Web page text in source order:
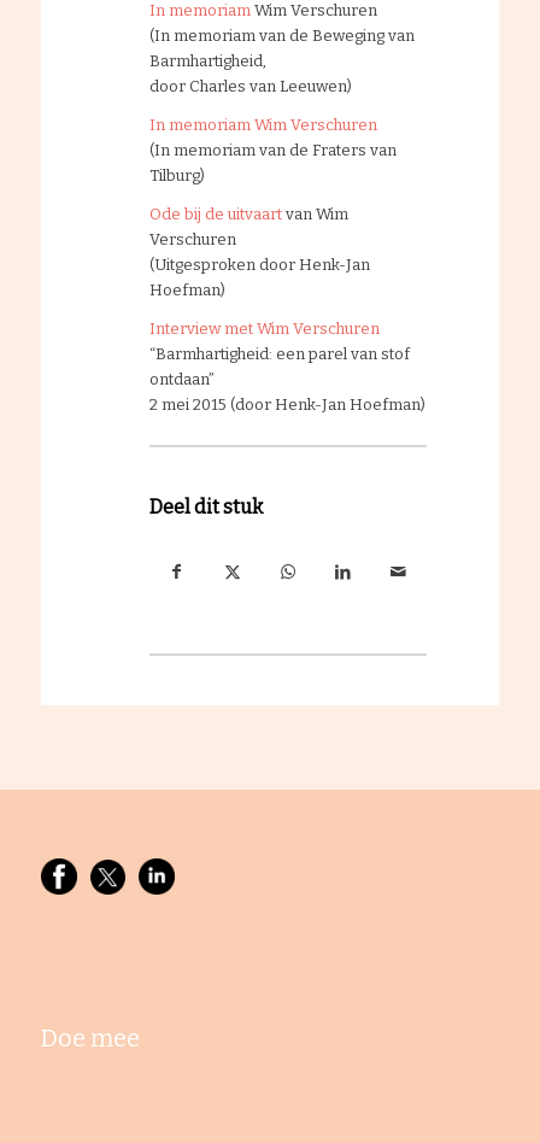
In memoriamWim Verschuren
(In memoriam van de Beweging van
Barmhartigheid,
door Charles van Leeuwen)
In memoriam Wim Verschuren
(In memoriam van de Fraters van
Tilburg)
Ode bij de uitvaartvan Wim
Verschuren
(Uitgesproken door Henk-Jan
Hoefman)
Interview met Wim Verschuren
“Barmhartigheid: een parel van stof
ontdaan”
2 mei 2015 (door Henk-Jan Hoefman)
Deel dit stuk
Doe mee